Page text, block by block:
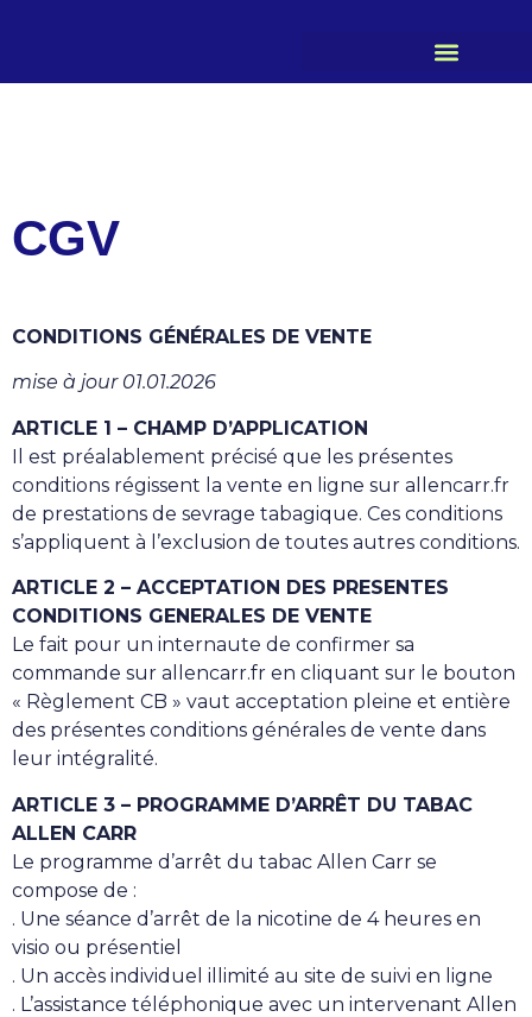
CGV
CONDITIONS GÉNÉRALES DE VENTE
mise à jour 01.01.2026
ARTICLE 1 – CHAMP D’APPLICATION
Il est préalablement précisé que les présentes
conditions régissent la vente en ligne sur allencarr.fr
de prestations de sevrage tabagique. Ces conditions
s’appliquent à l’exclusion de toutes autres conditions.
ARTICLE 2 – ACCEPTATION DES PRESENTES
CONDITIONS GENERALES DE VENTE
Le fait pour un internaute de confirmer sa
commande sur allencarr.fr en cliquant sur le bouton
« Règlement CB » vaut acceptation pleine et entière
des présentes conditions générales de vente dans
leur intégralité.
ARTICLE 3 – PROGRAMME D’ARRÊT DU TABAC
ALLEN CARR
Le programme d’arrêt du tabac Allen Carr se
compose de :
. Une séance d’arrêt de la nicotine de 4 heures en
visio ou présentiel
. Un accès individuel illimité au site de suivi en ligne
. L’assistance téléphonique avec un intervenant Allen